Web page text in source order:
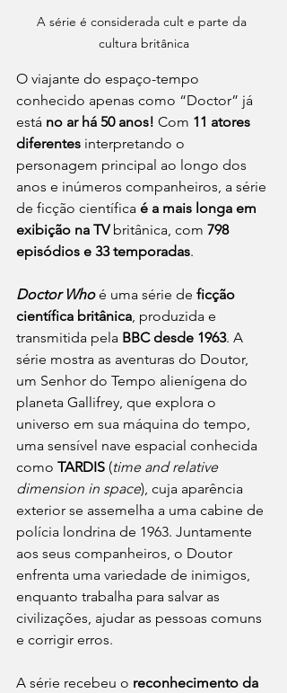
A série é considerada cult e parte da
cultura britânica
O viajante do espaço-tempo
conhecido apenas como “Doctor” já
está no ar há 50 anos! Com 11 atores
diferentes interpretando o
personagem principal ao longo dos
anos e inúmeros companheiros, a série
de ficção científica é a mais longa em
exibição na TV britânica, com 798
episódios e 33 temporadas.
Doctor Who é uma série de ficção
científica britânica, produzida e
transmitida pela BBC desde 1963. A
série mostra as aventuras do Doutor,
um Senhor do Tempo alienígena do
planeta Gallifrey, que explora o
universo em sua máquina do tempo,
uma sensível nave espacial conhecida
como TARDIS (time and relative
dimension in space), cuja aparência
exterior se assemelha a uma cabine de
polícia londrina de 1963. Juntamente
aos seus companheiros, o Doutor
enfrenta uma variedade de inimigos,
enquanto trabalha para salvar as
civilizações, ajudar as pessoas comuns
e corrigir erros.
A série recebeu o reconhecimento da